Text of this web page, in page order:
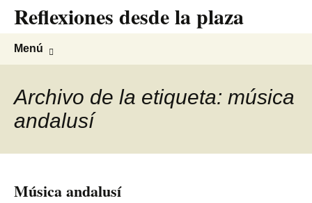
contenido
Reflexiones desde la plaza
Menú
Archivo de la etiqueta: música
andalusí
Música andalusí